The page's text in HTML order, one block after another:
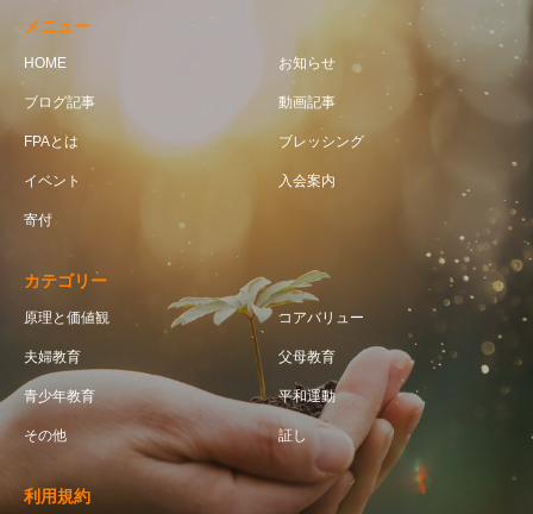
メニュー
HOME お知らせ
ブログ記事 動画記事
FPAとは ブレッシング
イベント 入会案内
寄付
カテゴリー
原理と価値観 コアバリュー
夫婦教育 父母教育
青少年教育 平和運動
その他 証し
利用規約